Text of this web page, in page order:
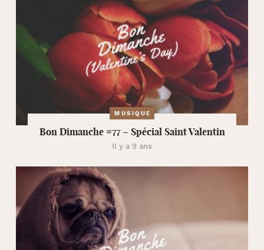
MUSIQUE
Bon Dimanche #77 – Spécial Saint Valentin
Il y a 9 ans